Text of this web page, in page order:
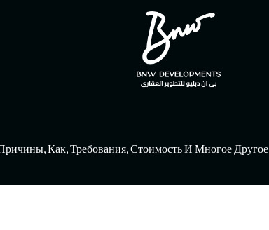
Как, Требования, Стоимость И Многое Другое